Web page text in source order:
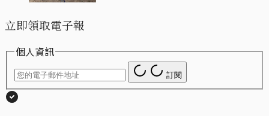
立即領取電子報
個人資訊
訂閱